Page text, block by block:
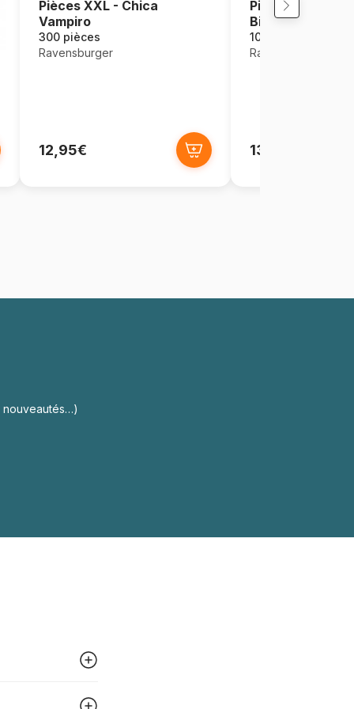
Pièces XXL - Chica
Vampiro
300 pièces
Ravensburger
12,95€
Pièces XXL -
Bianca
100 pièces
Ravensburger
13,50€
nouveautés…)